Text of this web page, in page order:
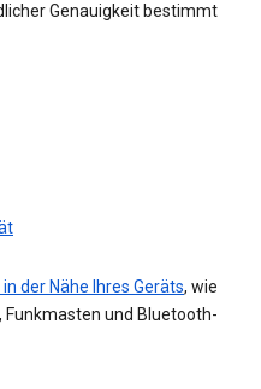
Genauigkeit bestimmt
der Nähe Ihres Geräts, wie
und Bluetooth-